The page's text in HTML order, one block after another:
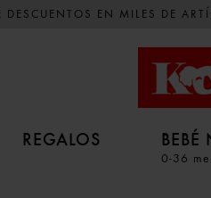
DESCUENTOS EN MILES DE
REGALOS
0-36